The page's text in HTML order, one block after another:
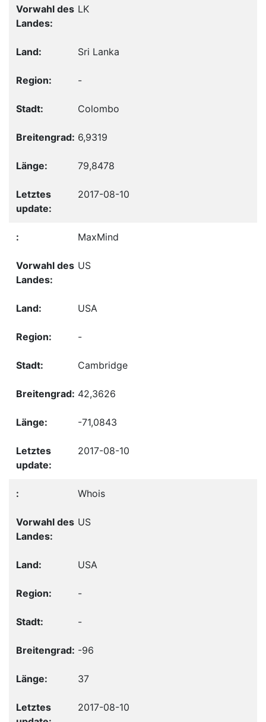
LK
Sri Lanka
-
Colombo
6,9319
79,8478
2017-08-10
MaxMind
US
USA
-
Cambridge
42,3626
-71,0843
2017-08-10
Whois
US
USA
-
-
-96
37
2017-08-10